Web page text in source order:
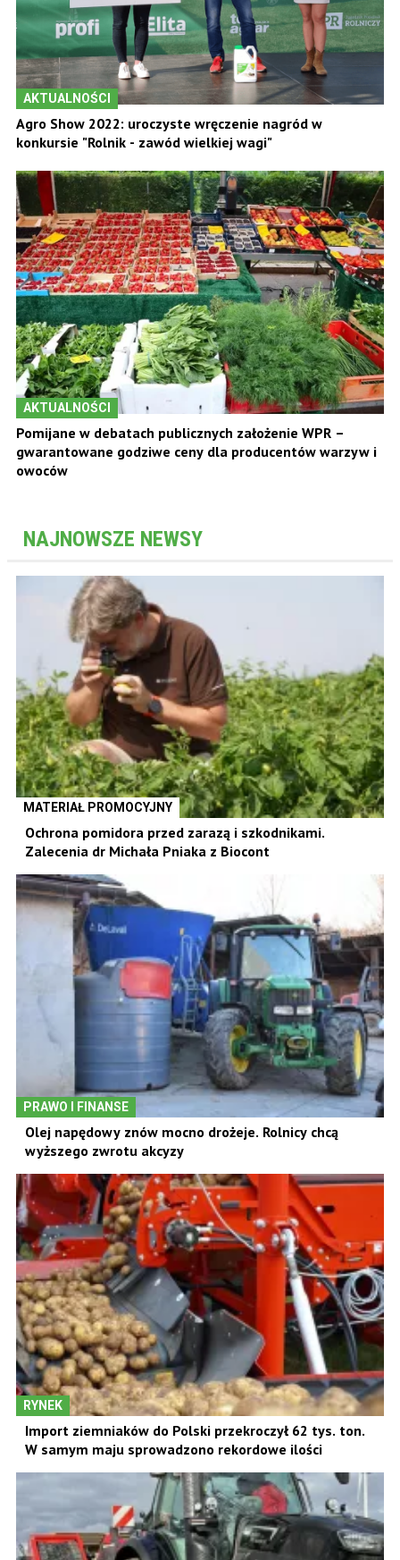
AKTUALNOŚCI
Agro Show 2022: uroczyste wręczenie nagród w
konkursie "Rolnik - zawód wielkiej wagi"
AKTUALNOŚCI
Pomijane w debatach publicznych założenie WPR –
gwarantowane godziwe ceny dla producentów warzyw i
owoców
NAJNOWSZE NEWSY
MATERIAŁ PROMOCYJNY
Ochrona pomidora przed zarazą i szkodnikami.
Zalecenia dr Michała Pniaka z Biocont
PRAWO I FINANSE
Olej napędowy znów mocno drożeje. Rolnicy chcą
wyższego zwrotu akcyzy
RYNEK
Import ziemniaków do Polski przekroczył 62 tys. ton.
W samym maju sprowadzono rekordowe ilości